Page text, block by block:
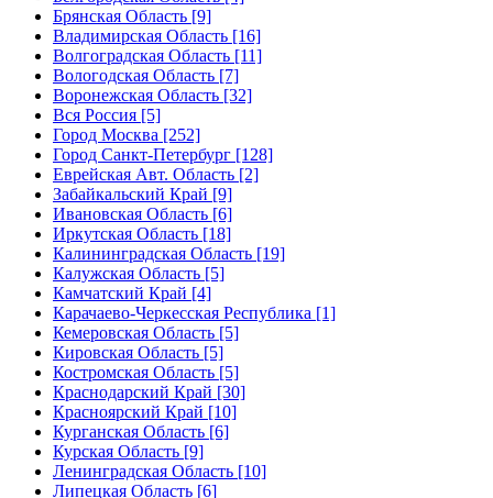
Брянская Область [9]
Владимирская Область [16]
Волгоградская Область [11]
Вологодская Область [7]
Воронежская Область [32]
Вся Россия [5]
Город Москва [252]
Город Санкт-Петербург [128]
Еврейская Авт. Область [2]
Забайкальский Край [9]
Ивановская Область [6]
Иркутская Область [18]
Калининградская Область [19]
Калужская Область [5]
Камчатский Край [4]
Карачаево-Черкесская Республика [1]
Кемеровская Область [5]
Кировская Область [5]
Костромская Область [5]
Краснодарский Край [30]
Красноярский Край [10]
Курганская Область [6]
Курская Область [9]
Ленинградская Область [10]
Липецкая Область [6]